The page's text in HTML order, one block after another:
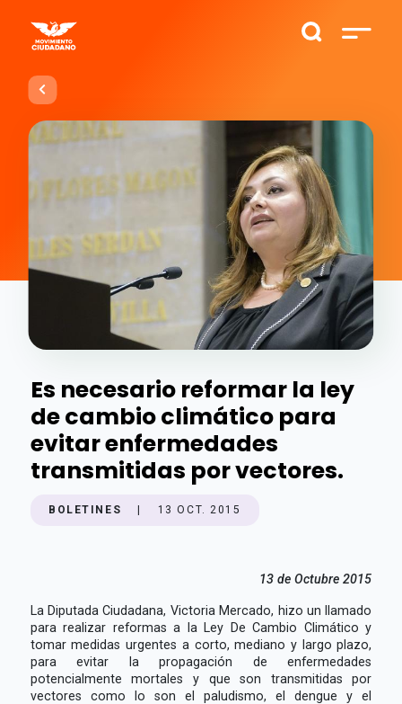
Es necesario reformar la ley
de cambio climático para
evitar enfermedades
transmitidas por vectores.
BOLETINES 13 OCT. 2015
13 de Octubre 2015
La Diputada Ciudadana, Victoria Mercado, hizo un llamado
para realizar reformas a la Ley De Cambio Climático y
tomar medidas urgentes a corto, mediano y largo plazo,
para evitar la propagación de enfermedades
potencialmente mortales y que son transmitidas por
vectores como lo son el paludismo, el dengue y el